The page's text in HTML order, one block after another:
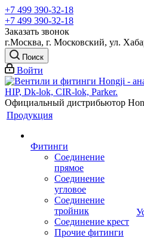
+7 499 390-32-18
+7 499 390-32-18
Заказать звонок
г.Москва, г. Московский, ул.
Поиск
Войти
Официальный дистрибьютор
Продукция
Фитинги
Соединение
прямое
Соединение
угловое
Соединение
тройник
Соединение крест
Прочие фитинги